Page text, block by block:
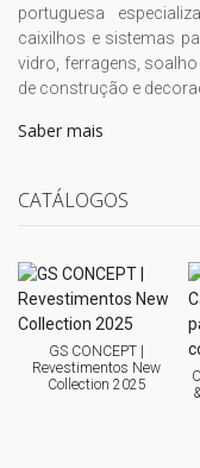
portuguesa
caixilhos e sistemas
vidro, ferragens,
de construção e
Saber mais
CATÁLOGOS
GS CONCEPT |
Revestimentos New
Collection 2025